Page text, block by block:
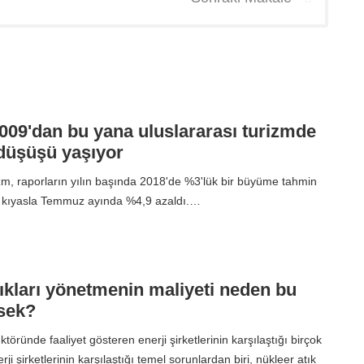
bu yana uluslararası turizmde
yaşıyor
raporların yılın başında 2018'de %3'lük bir büyüme tahmin
Temmuz ayında %4,9 azaldı.…
yönetmenin maliyeti neden bu
faaliyet gösteren enerji şirketlerinin karşılaştığı birçok
şirketlerinin karşılaştığı temel sorunlardan biri, nükleer atık